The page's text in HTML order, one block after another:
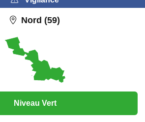
Nord (59)
Niveau Vert